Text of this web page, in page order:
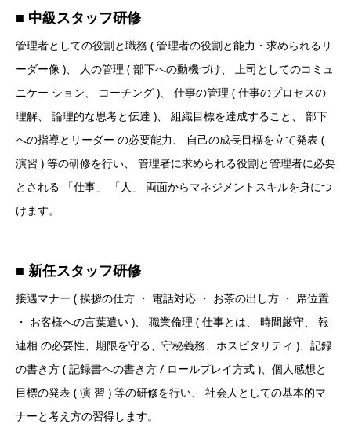
■ 中級スタッフ研修
管理者としての役割と職務 ( 管理者の役割と能力・求められるリ
ーダー像 )、 人の管理 ( 部下への動機づけ、 上司としてのコミュ
ニケー ション、 コーチング )、 仕事の管理 ( 仕事のプロセスの
理解、 論理的な思考と伝達 )、 組織目標を達成すること、 部下
への指導とリーダー の必要能力、 自己の成長目標を立て発表 (
演習 ) 等の研修を行い、 管理者に求められる役割と管理者に必要
とされる 「仕事」 「人」 両面からマネジメントスキルを身につ
けます。
■ 新任スタッフ研修
接遇マナー ( 挨拶の仕方 ・ 電話対応 ・ お茶の出し方 ・ 席位置
・ お客様への言葉遣い )、 職業倫理 ( 仕事とは、 時間厳守、 報
連相 の必要性、期限を守る、守秘義務、ホスピタリティ )、記録
の書き方 ( 記録書への書き方 / ロールプレイ方式 )、個人感想と
目標の発表 ( 演 習 ) 等の研修を行い、 社会人としての基本的マ
ナーと考え方の習得します。